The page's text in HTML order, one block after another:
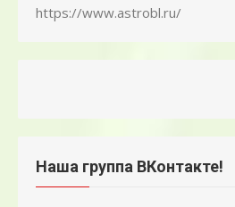
https://www.astrobl.ru/
Наша группа ВКонтакте!